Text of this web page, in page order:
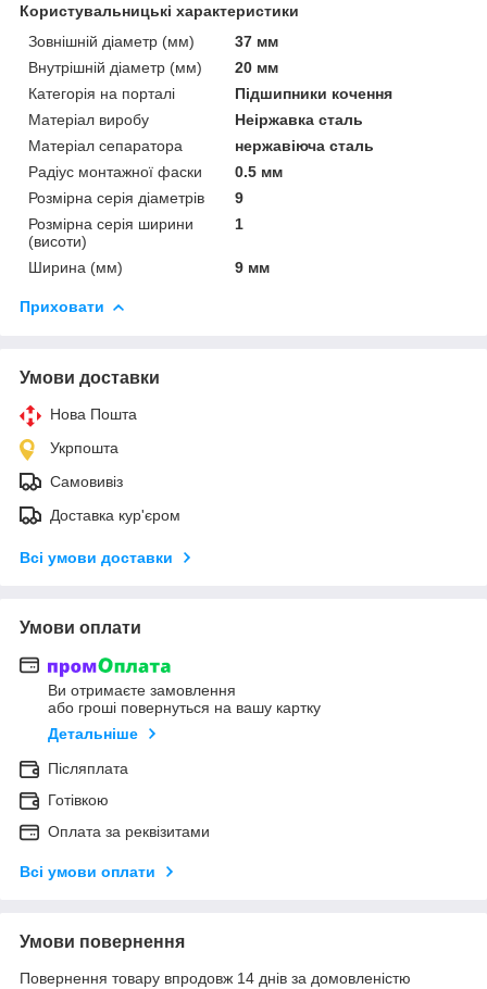
Користувальницькі характеристики
Зовнішній діаметр (мм)
37 мм
Внутрішній діаметр (мм)
20 мм
Категорія на порталі
Підшипники кочення
Матеріал виробу
Неіржавка сталь
Матеріал сепаратора
нержавіюча сталь
Радіус монтажної фаски
0.5 мм
Розмірна серія діаметрів
9
Розмірна серія ширини
(висоти)
1
Ширина (мм) 9 мм
Приховати
Умови доставки
Нова Пошта
Укрпошта
Самовивіз
Доставка кур'єром
Всі умови доставки
Умови оплати
Ви отримаєте замовлення
або гроші повернуться на вашу картку
Детальніше
Післяплата
Готівкою
Оплата за реквізитами
Всі умови оплати
Умови повернення
Повернення товару впродовж 14 днів за домовленістю